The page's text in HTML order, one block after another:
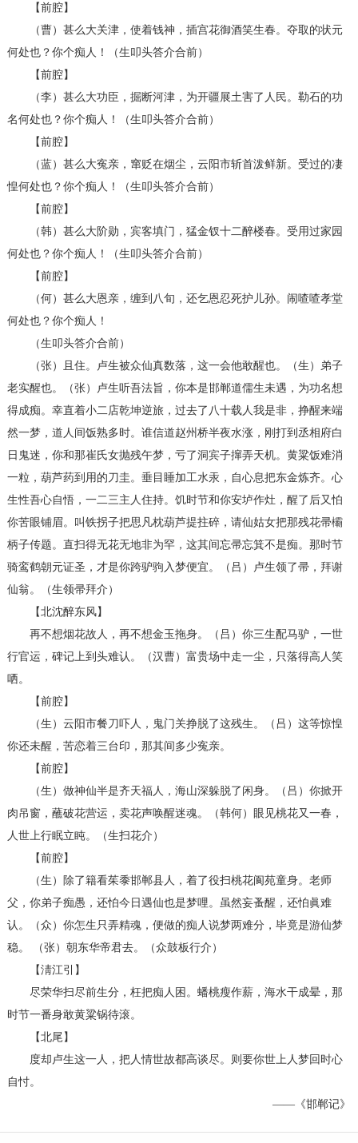
【前腔】
（曹）甚么大关津，使着钱神，插宫花御酒笑生春。夺取的状元
何处也？你个痴人！（生叩头答介合前）
【前腔】
（李）甚么大功臣，掘断河津，为开疆展土害了人民。勒石的功
名何处也？你个痴人！（生叩头答介合前）
【前腔】
（蓝）甚么大寃亲，窜贬在烟尘，云阳市斩首泼鲜新。受过的凄
惶何处也？你个痴人！（生叩头答介合前）
【前腔】
（韩）甚么大阶勋，宾客填门，猛金钗十二醉楼春。受用过家园
何处也？你个痴人！（生叩头答介合前）
【前腔】
（何）甚么大恩亲，缠到八旬，还乞恩忍死护儿孙。闹喳喳孝堂
何处也？你个痴人！
（生叩头答介合前）
（张）且住。卢生被众仙真数落，这一会他敢醒也。（生）弟子
老实醒也。（张）卢生听吾法旨，你本是邯郸道儒生未遇，为功名想
得成痴。幸直着小二店乾坤逆旅，过去了八十载人我是非，挣醒来端
然一梦，道人间饭熟多时。谁信道赵州桥半夜水涨，刚打到丞相府白
日鬼迷，你和那崔氏女抛残午梦，亏了洞宾子撺弄天机。黄粱饭难消
一粒，葫芦药到用的刀圭。垂目睡加工水汞，自心息把东金炼齐。心
生性吾心自悟，一二三主人住持。饥时节和你安垆作灶，醒了后又怕
你苦眼铺眉。叫铁拐子把思凡枕葫芦提拄碎，请仙姑女把那残花帚欛
柄子传题。直扫得无花无地非为罕，这其间忘帚忘箕不是痴。那时节
骑鸾鹤朝元证圣，才是你跨驴驹入梦便宜。（吕）卢生领了帚，拜谢
仙翁。（生领帚拜介）
【北沈醉东风】
再不想烟花故人，再不想金玉拖身。（吕）你三生配马驴，一世
行官运，碑记上到头难认。（汉曹）富贵场中走一尘，只落得高人笑
哂。
【前腔】
（生）云阳市餐刀吓人，鬼门关挣脱了这残生。（吕）这等惊惶
你还未醒，苦恋着三台印，那其间多少寃亲。
【前腔】
（生）做神仙半是齐天福人，海山深躲脱了闲身。（吕）你掀开
肉吊窗，蘸破花营运，卖花声唤醒迷魂。（韩何）眼见桃花又一春，
人世上行眠立盹。（生扫花介）
【前腔】
（生）除了籍看茱黍邯郸县人，着了役扫桃花阆苑童身。老师
父，你弟子痴愚，还怕今日遇仙也是梦哩。虽然妄蚤醒，还怕眞难
认。（众）你怎生只弄精魂，便做的痴人说梦两难分，毕竟是游仙梦
稳。 （张）朝东华帝君去。（众鼓板行介）
【淸江引】
尽荣华扫尽前生分，枉把痴人困。蟠桃瘦作薪，海水干成晕，那
时节一番身敢黄粱锅待滚。
【北尾】
度却卢生这一人，把人情世故都高谈尽。则要你世上人梦回时心
自忖。
——《邯郸记》